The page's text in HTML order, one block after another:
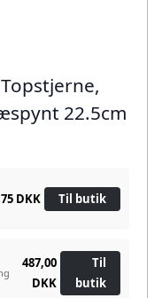
22.5cm
DKK Til butik
487,00
DKK
Til
butik